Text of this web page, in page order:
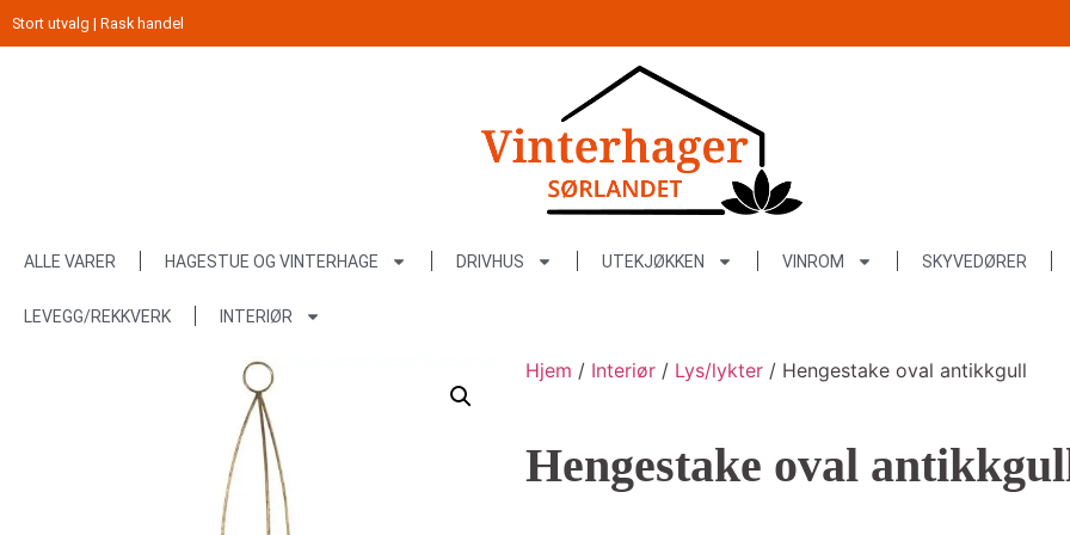
Stort utvalg | Rask handel
ALLE VARER HAGESTUE OG VINTERHAGE DRIVHUS UTEKJØKKEN VINROM SKYVEDØRER
LEVEGG/REKKVERK INTERIØR
Hjem / Interiør / Lys/lykter / Hengestake oval antikkgull
Hengestake oval